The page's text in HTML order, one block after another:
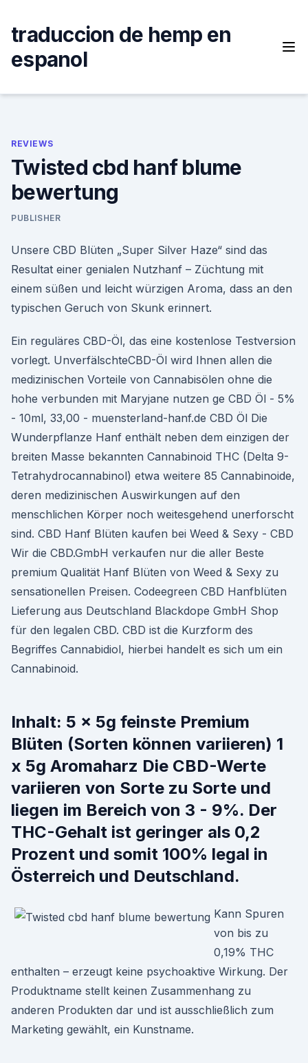
content
traduccion de hemp en
espanol
REVIEWS
Twisted cbd hanf blume
bewertung
PUBLISHER
Unsere CBD Blüten „Super Silver Haze“ sind das
Resultat einer genialen Nutzhanf – Züchtung mit
einem süßen und leicht würzigen Aroma, dass an den
typischen Geruch von Skunk erinnert.
Ein reguläres CBD-Öl, das eine kostenlose Testversion
vorlegt. UnverfälschteCBD-Öl wird Ihnen allen die
medizinischen Vorteile von Cannabisölen ohne die
hohe verbunden mit Maryjane nutzen ge CBD Öl - 5%
- 10ml, 33,00 - muensterland-hanf.de CBD Öl Die
Wunderpflanze Hanf enthält neben dem einzigen der
breiten Masse bekannten Cannabinoid THC (Delta 9-
Tetrahydrocannabinol) etwa weitere 85 Cannabinoide,
deren medizinischen Auswirkungen auf den
menschlichen Körper noch weitesgehend unerforscht
sind. CBD Hanf Blüten kaufen bei Weed & Sexy - CBD
Wir die CBD.GmbH verkaufen nur die aller Beste
premium Qualität Hanf Blüten von Weed & Sexy zu
sensationellen Preisen. Codeegreen CBD Hanfblüten
Lieferung aus Deutschland Blackdope GmbH Shop
für den legalen CBD. CBD ist die Kurzform des
Begriffes Cannabidiol, hierbei handelt es sich um ein
Cannabinoid.
Inhalt: 5 x 5g feinste Premium
Blüten (Sorten können variieren) 1
x 5g Aromaharz Die CBD-Werte
variieren von Sorte zu Sorte und
liegen im Bereich von 3 - 9%. Der
THC-Gehalt ist geringer als 0,2
Prozent und somit 100% legal in
Österreich und Deutschland.
Kann Spuren
von bis zu
0,19% THC
enthalten – erzeugt keine psychoaktive Wirkung. Der
Produktname stellt keinen Zusammenhang zu
anderen Produkten dar und ist ausschließlich zum
Marketing gewählt, ein Kunstname.